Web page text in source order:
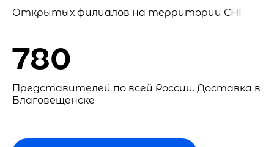
Открытых филиалов на территории СНГ
780
Представителей по всей России. Доставка в
Благовещенске